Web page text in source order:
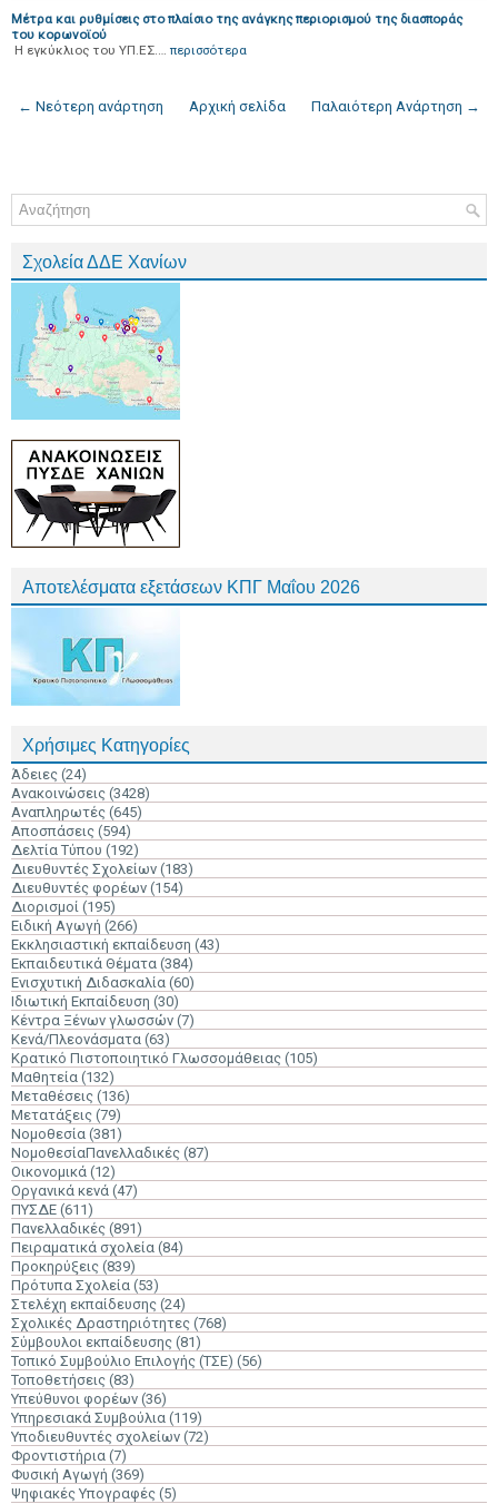
Μέτρα και ρυθμίσεις στο πλαίσιο της ανάγκης περιορισμού της διασποράς
του κορωνοϊού
H εγκύκλιος του ΥΠ.ΕΣ.… περισσότερα
← Νεότερη ανάρτηση Παλαιότερη Ανάρτηση →
Αρχική σελίδα
Σχολεία ΔΔΕ Χανίων
Αποτελέσματα εξετάσεων ΚΠΓ Μαΐου 2026
Χρήσιμες Κατηγορίες
Άδειες (24)
Ανακοινώσεις (3428)
Αναπληρωτές (645)
Αποσπάσεις (594)
Δελτία Τύπου (192)
Διευθυντές Σχολείων (183)
Διευθυντές φορέων (154)
Διορισμοί (195)
Ειδική Αγωγή (266)
Εκκλησιαστική εκπαίδευση (43)
Εκπαιδευτικά Θέματα (384)
Ενισχυτική Διδασκαλία (60)
Ιδιωτική Εκπαίδευση (30)
Κέντρα Ξένων γλωσσών (7)
Κενά/Πλεονάσματα (63)
Κρατικό Πιστοποιητικό Γλωσσομάθειας (105)
Μαθητεία (132)
Μεταθέσεις (136)
Μετατάξεις (79)
Νομοθεσία (381)
ΝομοθεσίαΠανελλαδικές (87)
Οικονομικά (12)
Οργανικά κενά (47)
ΠΥΣΔΕ (611)
Πανελλαδικές (891)
Πειραματικά σχολεία (84)
Προκηρύξεις (839)
Πρότυπα Σχολεία (53)
Στελέχη εκπαίδευσης (24)
Σχολικές Δραστηριότητες (768)
Σύμβουλοι εκπαίδευσης (81)
Τοπικό Συμβούλιο Επιλογής (ΤΣΕ) (56)
Τοποθετήσεις (83)
Υπεύθυνοι φορέων (36)
Υπηρεσιακά Συμβούλια (119)
Υποδιευθυντές σχολείων (72)
Φροντιστήρια (7)
Φυσική Αγωγή (369)
Ψηφιακές Υπογραφές (5)